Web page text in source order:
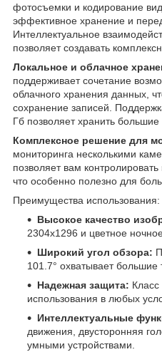
фотосъемки и кодирование
эффективное хранение и
Интеллектуальное
позволяет создавать
Локальное и облачное
поддерживает сочетание
облачного хранения данных,
сохранение записей.
Гб позволяет хранить
Комплексное решение для
мониторинга несколькими
позволяет вам
что особенно полезно для
Преимущества использования:
Высокое качество
2304x1296 и цветное
Широкий угол обзора:
101.7° охватывает большие
Надежная защита:
использования в любых
Интеллектуальные
движения, двусторонняя
умными устройствами.